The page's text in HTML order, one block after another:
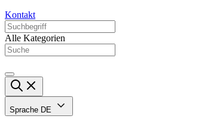
Kontakt
Alle Kategorien
Sprache DE